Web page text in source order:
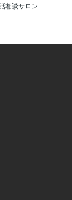
相談サロン